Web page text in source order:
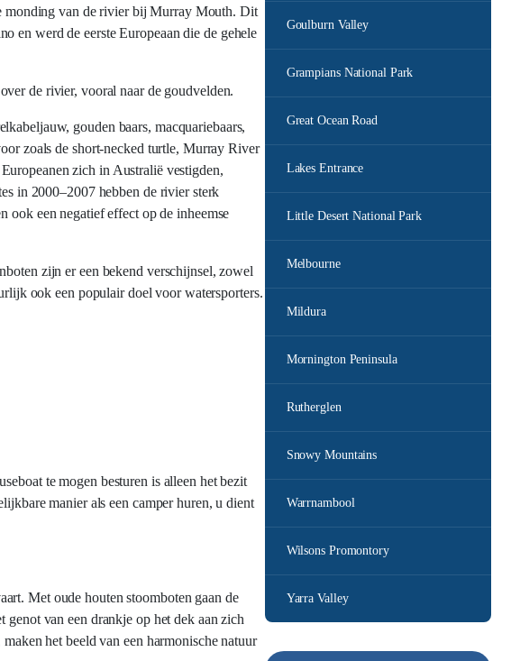
Goulburn Valley
Grampians National Park
Great Ocean Road
Lakes Entrance
Little Desert National Park
Melbourne
Mildura
Mornington Peninsula
Rutherglen
Snowy Mountains
Warrnambool
Wilsons Promontory
Yarra Valley
monding van de rivier bij Murray Mouth. Dit
en werd de eerste Europeaan die de gehele
de rivier, vooral naar de goudvelden.
gouden baars, macquariebaars,
zoals de short-necked turtle, Murray River
zich in Australië vestigden,
in 2000–2007 hebben de rivier sterk
ook een negatief effect op de inheemse
zijn er een bekend verschijnsel, zowel
ook een populair doel voor watersporters.
te mogen besturen is alleen het bezit
manier als een camper huren, u dient
Met oude houten stoomboten gaan de
genot van een drankje op het dek aan zich
het beeld van een harmonische natuur